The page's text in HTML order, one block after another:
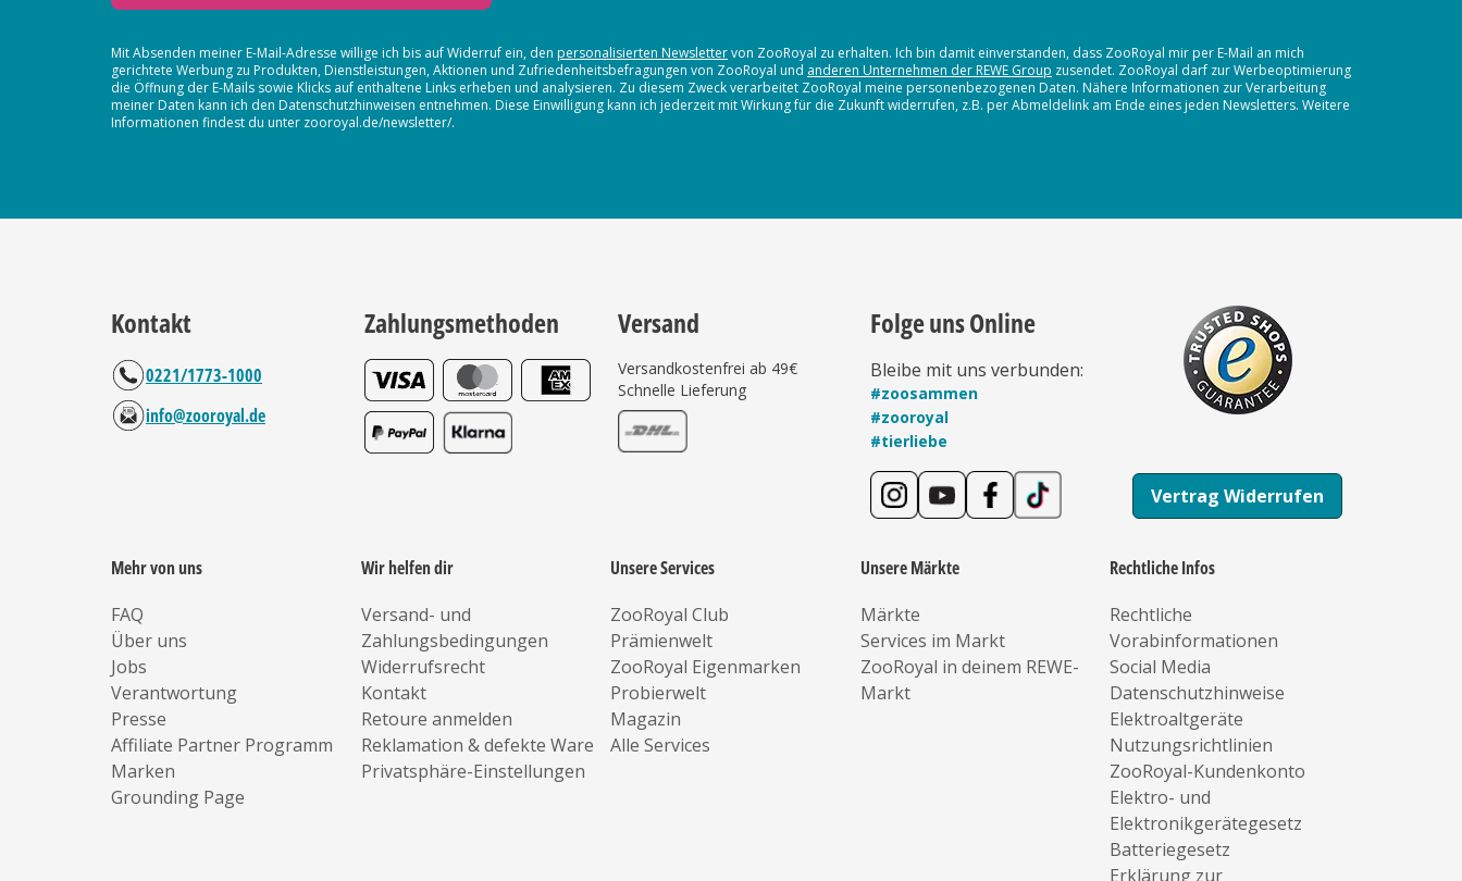
Mit Absenden meiner E-Mail-Adresse willige ich bis auf Widerruf ein, den personalisierten Newslettervon ZooRoyal zu erhalten. Ich bin damit einverstanden, dass ZooRoyal mir per E-Mail an mich
gerichtete Werbung zu Produkten, Dienstleistungen, Aktionen und Zufriedenheitsbefragungen von ZooRoyal und anderen Unternehmen der REWE Group zusendet. ZooRoyal darf zur Werbeoptimierung
die Öffnung der E-Mails sowie Klicks auf enthaltene Links erheben und analysieren. Zu diesem Zweck verarbeitet ZooRoyal meine personenbezogenen Daten. Nähere Informationen zur Verarbeitung
meiner Daten kann ich den Datenschutzhinweisen entnehmen. Diese Einwilligung kann ich jederzeit mit Wirkung für die Zukunft widerrufen, z.B. per Abmeldelink am Ende eines jeden Newsletters. Weitere
Informationen findest du unter zooroyal.de/newsletter/.
Kontakt
0221/1773-1000
info@zooroyal.de
Zahlungsmethoden Versand
Versandkostenfrei ab 49€
Schnelle Lieferung
Folge uns Online
Bleibe mit uns verbunden:
#zoosammen
#zooroyal
#tierliebe
Vertrag Widerrufen
Mehr von uns
FAQ
Über uns
Jobs
Verantwortung
Presse
Affiliate Partner Programm
Marken
Grounding Page
Wir helfen dir
Versand- und
Zahlungsbedingungen
Widerrufsrecht
Kontakt
Retoure anmelden
Reklamation & defekte Ware
Privatsphäre-Einstellungen
Unsere Services
ZooRoyal Club
Prämienwelt
ZooRoyal Eigenmarken
Probierwelt
Magazin
Alle Services
Unsere Märkte
Märkte
Services im Markt
ZooRoyal in deinem REWE-
Markt
Rechtliche Infos
Rechtliche
Vorabinformationen
Social Media
Datenschutzhinweise
Elektroaltgeräte
Nutzungsrichtlinien
ZooRoyal-Kundenkonto
Elektro- und
Elektronikgerätegesetz
Batteriegesetz
Erklärung zur